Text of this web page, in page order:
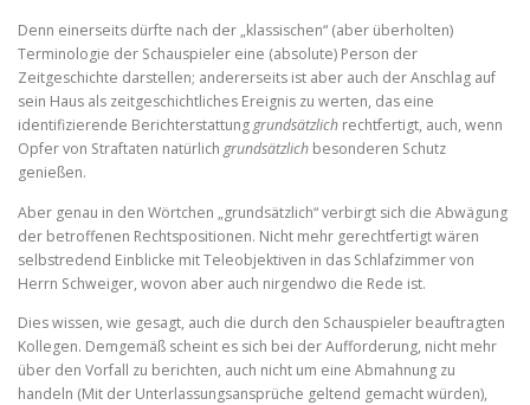
Denn einerseits dürfte nach der „klassischen“ (aber überholten)
Terminologie der Schauspieler eine (absolute) Person der
Zeitgeschichte darstellen; andererseits ist aber auch der Anschlag auf
sein Haus als zeitgeschichtliches Ereignis zu werten, das eine
identifizierende Berichterstattunggrundsätzlich rechtfertigt, auch, wenn
Opfer von Straftaten natürlich grundsätzlich besonderen Schutz
genießen.
Aber genau in den Wörtchen „grundsätzlich“ verbirgt sich die Abwägung
der betroffenen Rechtspositionen. Nicht mehr gerechtfertigt wären
selbstredend Einblicke mit Teleobjektiven in das Schlafzimmer von
Herrn Schweiger, wovon aber auch nirgendwo die Rede ist.
Dies wissen, wie gesagt, auch die durch den Schauspieler beauftragten
Kollegen. Demgemäß scheint es sich bei der Aufforderung, nicht mehr
über den Vorfall zu berichten, auch nicht um eine Abmahnung zu
handeln (Mit der Unterlassungsansprüche geltend gemacht würden),